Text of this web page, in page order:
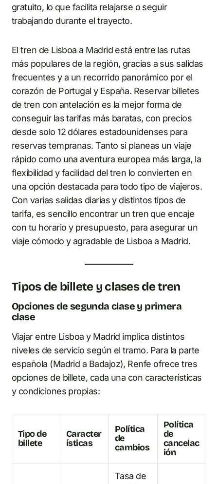
gratuito, lo que facilita relajarse o seguir
trabajando durante el trayecto.
El tren de Lisboa a Madrid está entre las rutas
más populares de la región, gracias a sus salidas
frecuentes y a un recorrido panorámico por el
corazón de Portugal y España. Reservar billetes
de tren con antelación es la mejor forma de
conseguir las tarifas más baratas, con precios
desde solo 12 dólares estadounidenses para
reservas tempranas. Tanto si planeas un viaje
rápido como una aventura europea más larga, la
flexibilidad y facilidad del tren lo convierten en
una opción destacada para todo tipo de viajeros.
Con varias salidas diarias y distintos tipos de
tarifa, es sencillo encontrar un tren que encaje
con tu horario y presupuesto, para asegurar un
viaje cómodo y agradable de Lisboa a Madrid.
Tipos de billete y clases de tren
Opciones de segunda clase y primera
clase
Viajar entre Lisboa y Madrid implica distintos
niveles de servicio según el tramo. Para la parte
española (Madrid a Badajoz), Renfe ofrece tres
opciones de billete, cada una con características
y condiciones propias:
Tipo de
billete
Caracter
ísticas
Política
de
cambios
Política
de
cancelac
ión
Tasa de